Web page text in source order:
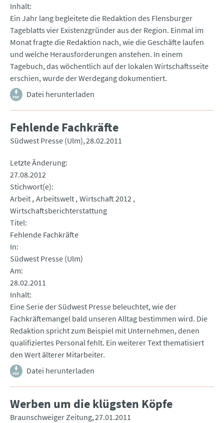
Inhalt
Ein Jahr lang begleitete die Redaktion des Flensburger
Tageblatts vier Existenzgründer aus der Region. Einmal im
Monat fragte die Redaktion nach, wie die Geschäfte laufen
und welche Herausforderungen anstehen. In einem
Tagebuch, das wöchentlich auf der lokalen Wirtschaftsseite
erschien, wurde der Werdegang dokumentiert.
Datei herunterladen
Fehlende Fachkräfte
Südwest Presse (Ulm) 28.02.2011
Letzte Änderung
27.08.2012
Stichwort(e)
Arbeit Arbeitswelt Wirtschaft 2012
Wirtschaftsberichterstattung
Titel
Fehlende Fachkräfte
In
Südwest Presse (Ulm)
Am
28.02.2011
Inhalt
Eine Serie der Südwest Presse beleuchtet, wie der
Fachkräftemangel bald unseren Alltag bestimmen wird. Die
Redaktion spricht zum Beispiel mit Unternehmen, denen
qualifiziertes Personal fehlt. Ein weiterer Text thematisiert
den Wert älterer Mitarbeiter.
Datei herunterladen
Werben um die klügsten Köpfe
Braunschweiger Zeitung 27.01.2011